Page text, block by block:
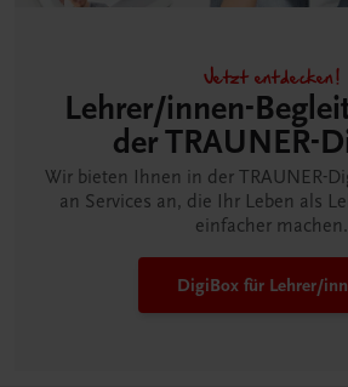
Jetzt entdecken!
Lehrer/innen-
der TRAUNER-
Wir bieten Ihnen in der TRAUNER-
an Services an, die Ihr Leben als
einfacher machen.
DigiBox für Lehrer/